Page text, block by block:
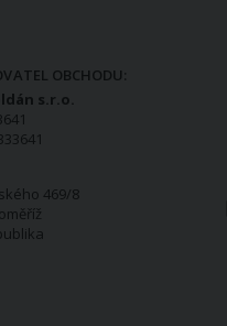
OBCHODU:
s.r.o.
469/8